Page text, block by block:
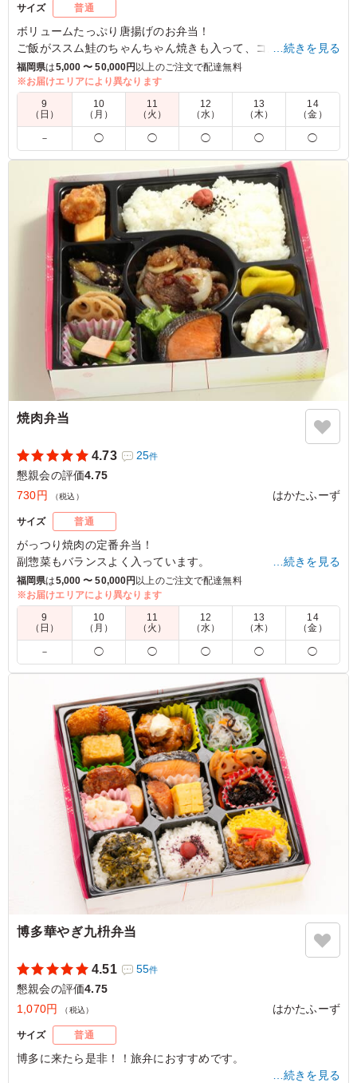
サイズ 普通
ボリュームたっぷり唐揚げのお弁当！
ご飯がススム鮭のちゃんちゃん焼きも入って、コスパ◎
5.0
懇親会でからあげ弁当をいただきました。 ジューシーで
冷めても美味しかったです。しっかり味付けがされていて
ご飯との相性も抜群でした。 副菜に鮭が入っており魚好
きな私は嬉しかったですね！ 丁寧な配送と対応も素晴ら
しかったです。
ご利用シーン：懇親会 ›懇親会
福岡県福岡市博多区博多駅前2025/04/19
…続きを見る
福岡県は5,000 〜 50,000円以上のご注文で配達無料
※お届けエリアにより異なります
9
（日）
10
（月）
11
（火）
12
（水）
13
（木）
14
（金）
－ ◯ ◯ ◯ ◯ ◯
焼肉弁当
4.73 25件
懇親会の評価4.75
730円
（税込） はかたふーず
サイズ 普通
がっつり焼肉の定番弁当！
副惣菜もバランスよく入っています。
4.0 東月隈東町自治会
２番人気でした。若い人はこちらのお弁当を早々と取って
行ってたように思います。 味も良く、ボリュームも良か
ったと思います。 以前からの値上げも分からないではな
いので、良い買い物をしたと思います。
ご利用シーン：懇親会›懇親会
福岡県福岡市博多区東月隈2026/06/01
…続きを見る
福岡県は5,000 〜 50,000円 以上のご注文で配達無料
※お届けエリアにより異なります
9
（日）
10
（月）
11
（火）
12
（水）
13
（木）
14
（金）
－ ◯ ◯ ◯ ◯ ◯
博多華やぎ九枡弁当
4.51 55件
懇親会の評価4.75
1,070円
（税込） はかたふーず
サイズ 普通
博多に来たら是非！！旅弁におすすめです。
…続きを見る